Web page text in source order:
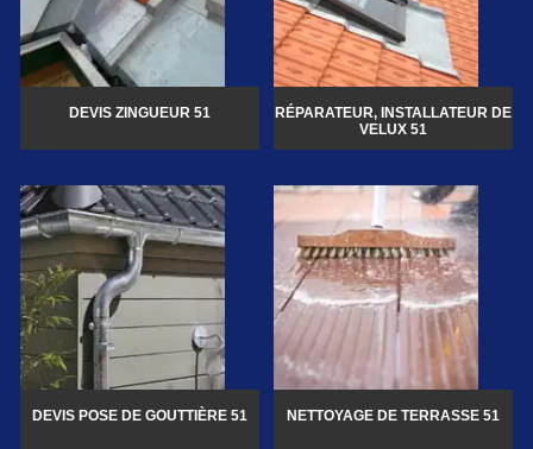
DEVIS ZINGUEUR 51
RÉPARATEUR, INSTALLATEUR DE
VELUX 51
DEVIS POSE DE GOUTTIÈRE 51 NETTOYAGE DE TERRASSE 51